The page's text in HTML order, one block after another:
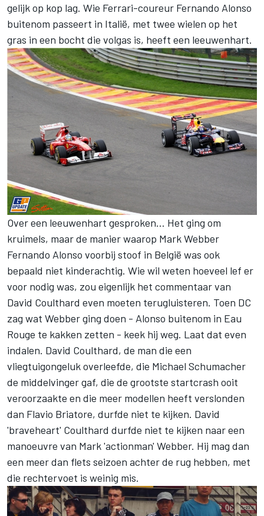
gelijk op kop lag. Wie Ferrari-coureur Fernando Alonso
buitenom passeert in Italië, met twee wielen op het
gras in een bocht die volgas is, heeft een leeuwenhart.
Over een leeuwenhart gesproken... Het ging om
kruimels, maar de manier waarop Mark Webber
Fernando Alonso voorbij stoof in België was ook
bepaald niet kinderachtig. Wie wil weten hoeveel lef er
voor nodig was, zou eigenlijk het commentaar van
David Coulthard even moeten terugluisteren. Toen DC
zag wat Webber ging doen - Alonso buitenom in Eau
Rouge te kakken zetten - keek hij weg. Laat dat even
indalen. David Coulthard, de man die een
vliegtuigongeluk overleefde, die Michael Schumacher
de middelvinger gaf, die de grootste startcrash ooit
veroorzaakte en die meer modellen heeft verslonden
dan Flavio Briatore, durfde niet te kijken. David
'braveheart' Coulthard durfde niet te kijken naar een
manoeuvre van Mark 'actionman' Webber. Hij mag dan
een meer dan flets seizoen achter de rug hebben, met
die rechtervoet is weinig mis.